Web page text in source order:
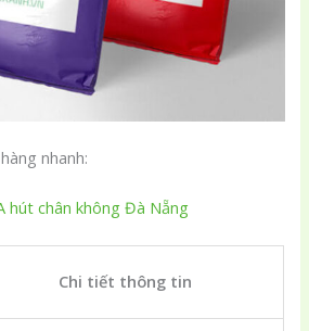
nhanh:
hút chân không Đà Nẵng
Chi tiết thông tin